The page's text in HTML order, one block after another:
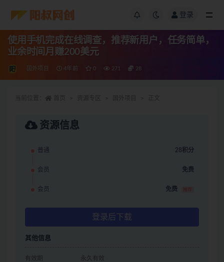
登录
使用手机完成在线调查，推荐新用户，任务简单，
业余时间月赚200美元
国外项目 4年前 0 271 28
资源信息
普通 28积分
会员 免费
会员 免费 推荐
登录后下载
其他信息
有效期 永久有效